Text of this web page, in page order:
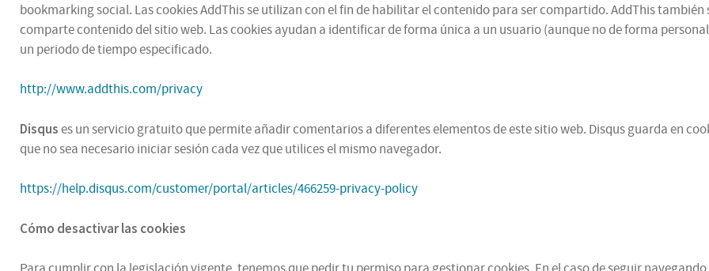
bookmarking social. Las cookies AddThis se utilizan con el fin de habilitar el contenido para ser compartido. AddThis
comparte contenido del sitio web. Las cookies ayudan a identificar de forma única a un usuario (aunque no de forma
un periodo de tiempo especificado.
http://www.addthis.com/privacy
Disquses un servicio gratuito que permite añadir comentarios a diferentes elementos de este sitio web. Disqus guarda en
que no sea necesario iniciar sesión cada vez que utilices el mismo navegador.
https://help.disqus.com/customer/portal/articles/466259-privacy-policy
Cómo desactivar las cookies